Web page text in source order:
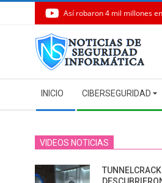
Así robaron 4 mil millones
Navigation
Menu
INICIO CIBERSEGURIDAD
VIDEOS NOTICIAS